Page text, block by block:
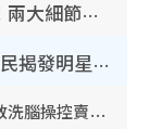
湯洛雯傳終於有好消息造人成功！兩大細節曝孕味極濃惹猜測：大肚婆先會咁！
8大最冇禮貌藝人名單被瘋傳！網民揭發明星真面目 一致數臭呢位係無品天花板？
銀行高層「沉船」爆案中案！驚揭邪教洗腦操控賣淫被吞600萬 幕後黑手講多錯多